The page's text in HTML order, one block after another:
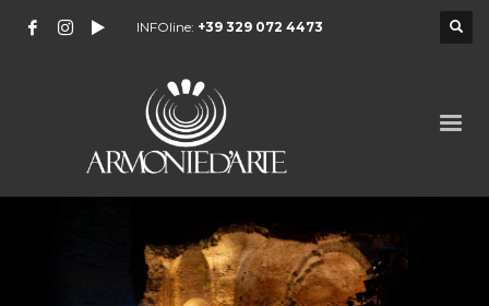
INFOline: +39 329 072 4473